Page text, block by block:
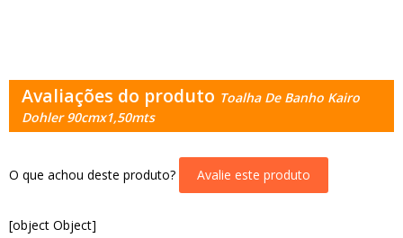
Avaliações do produto Toalha De Banho Kairo
Dohler 90cmx1,50mts
O que achou deste produto? Avalie este produto
[object Object]